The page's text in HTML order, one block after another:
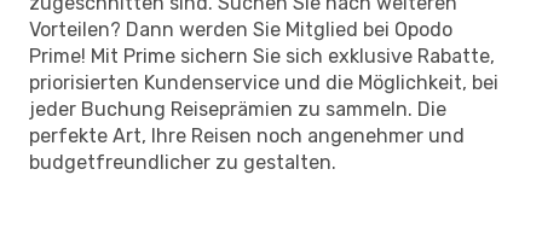
Vorteilen? Dann werden Sie Mitglied bei Opodo
Prime! Mit Prime sichern Sie sich exklusive Rabatte,
priorisierten Kundenservice und die Möglichkeit, bei
jeder Buchung Reiseprämien zu sammeln. Die
perfekte Art, Ihre Reisen noch angenehmer und
budgetfreundlicher zu gestalten.